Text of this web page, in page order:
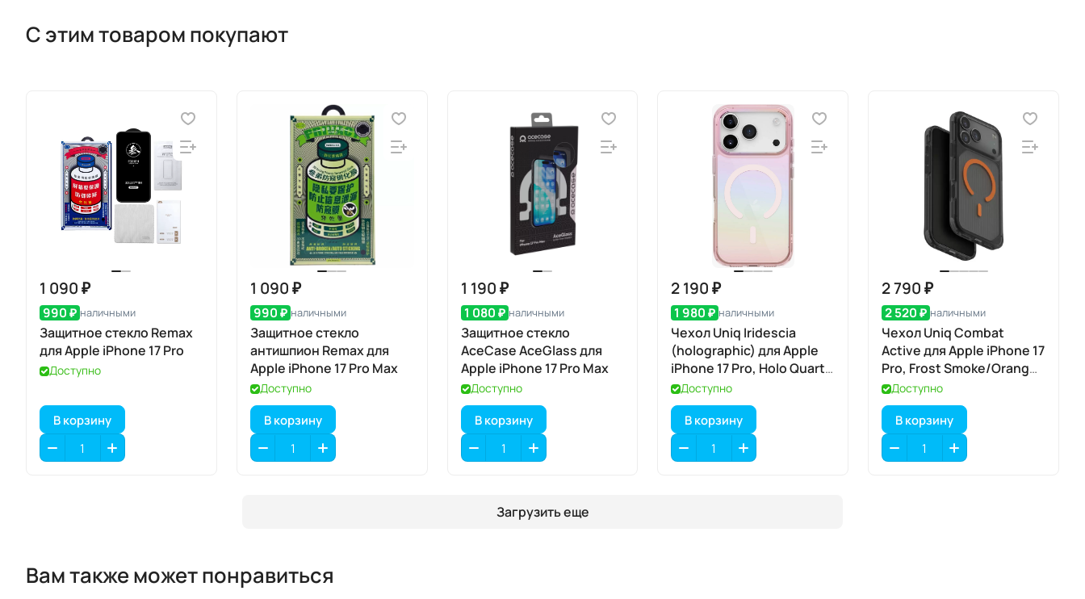
С этим товаром покупают
1 090 ₽
990 ₽ наличными
Защитное стекло Remax
для Apple iPhone 17 Pro
Доступно
В корзину
1 090 ₽
990 ₽ наличными
Защитное стекло
антишпион Remax для
Apple iPhone 17 Pro Max
Доступно
В корзину
1 190 ₽
1 080 ₽ наличными
Защитное стекло
AceCase AceGlass для
Apple iPhone 17 Pro Max
Доступно
В корзину
2 190 ₽
1 980 ₽ наличными
Чехол Uniq Iridescia
(holographic) для Apple
iPhone 17 Pro, Holo Quartz
(голографический
кварц), MagSafe
Доступно
В корзину
2 790 ₽
2 520 ₽ наличными
Чехол Uniq Combat
Active для Apple iPhone 17
Pro, Frost Smoke/Orange
(матовый дымчатый/
оранжевый), MagSafe
Доступно
В корзину
Загрузить еще
Вам также может понравиться